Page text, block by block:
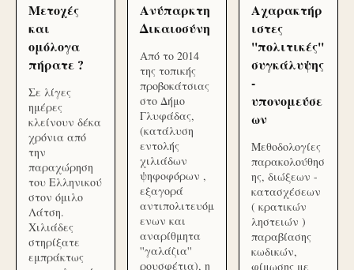
Μετοχές
και
ομόλογα
πήρατε ?
Σε λίγες
ημέρες
κλείνουν δέκα
χρόνια από
την
παραχώρηση
του Ελληνικού
στον όμιλο
Λάτση.
Χιλιάδες
στηρίξατε
εμπράκτως
Ανύπαρκτη
Δικαιοσύνη
Από το 2014
της τοπικής
προβοκάτσιας
στο Δήμο
Γλυφάδας,
(κατάλυση
εντολής
χιλιάδων
ψηφοφόρων ,
εξαγορά
αντιπολιτευόμ
ενων και
αναρίθμητα
''γαλάζια''
ρουσφέτια), η
Αχαρακτήρ
ιστες
''πολιτικές''
συγκάλυψης
-
υπονομεύσε
ων
Μεθοδολογίες
παρακολούθησ
ης, διώξεων -
κατασχέσεων
( κρατικών
ληστειών )
παραβίασης
κωδικών,
φίμωσης με